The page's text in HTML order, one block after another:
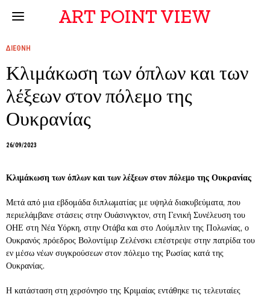
ART POINT VIEW
ΔΙΕΘΝΗ
Κλιμάκωση των όπλων και των
λέξεων στον πόλεμο της
Ουκρανίας
26/09/2023
Κλιμάκωση των όπλων και των λέξεων στον πόλεμο της Ουκρανίας
Μετά από μια εβδομάδα διπλωματίας με υψηλά διακυβεύματα, που
περιελάμβανε στάσεις στην Ουάσινγκτον, στη Γενική Συνέλευση του
ΟΗΕ στη Νέα Υόρκη, στην Οτάβα και στο Λούμπλιν της Πολωνίας, ο
Ουκρανός πρόεδρος Βολοντίμιρ Ζελένσκι επέστρεψε στην πατρίδα του
εν μέσω νέων συγκρούσεων στον πόλεμο της Ρωσίας κατά της
Ουκρανίας.
Η κατάσταση στη χερσόνησο της Κριμαίας εντάθηκε τις τελευταίες